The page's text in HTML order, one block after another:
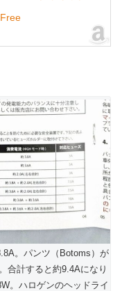
。パンツ（Botoms）が
合計すると約9.4Aになり
。ハロゲンのヘッドライ